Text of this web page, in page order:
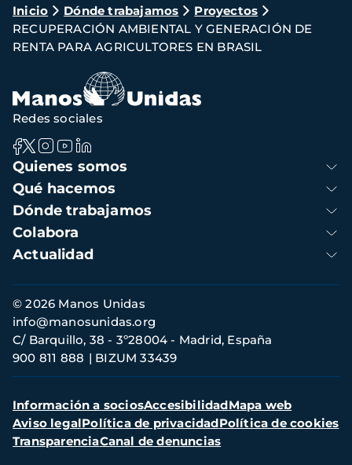
Ruta
de
navegación
Inicio Dónde trabajamos
Proyectos
RECUPERACIÓN AMBIENTAL Y GENERACIÓN DE
RENTA PARA AGRICULTORES EN BRASIL
Navegación
principal
Quienes somos
Qué hacemos
Dónde trabajamos
Colabora
Actualidad
Redes sociales
Información
de
contacto
© 2026 Manos Unidas
C/ Barquillo, 38 - 3º28004 - Madrid, España
900 811 888
BIZUM 33439
info@manosunidas.org
Menú
secundario
Información a sociosAccesibilidadMapa web
Aviso legalPolítica de privacidadPolítica de cookies
TransparenciaCanal de denuncias